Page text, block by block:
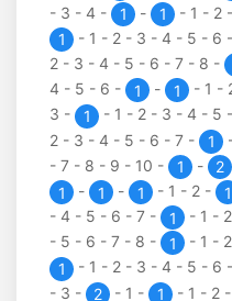
- 3 - 4 - 1 - 1 - 1 - 2 -
1
- 1 - 2 - 3 - 4 - 5 - 6 -
2 - 3 - 4 - 5 - 6 - 7 - 8 -
4 - 5 - 6 - 1 - 1 - 1 -
3 - 1 - 1 - 2 - 3 - 4 - 5 -
2 - 3 - 4 - 5 - 6 - 7 - 1
- 7 - 8 - 9 - 10 - 1 - 2
1
- 1 - 1 - 1 - 2 - 1
- 4 - 5 - 6 - 7 - 1 - 1 - 2
- 5 - 6 - 7 - 8 - 1 - 1 - 2
1
- 1 - 2 - 3 - 4 - 5 - 6 -
- 3 - 2 - 1 - 1 - 1 - 2 -